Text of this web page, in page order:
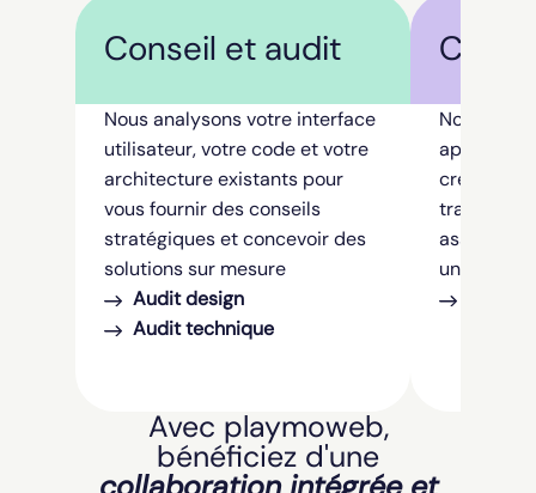
Conseil et audit
Nous analysons votre interface
utilisateur, votre code et votre
architecture existants pour
vous fournir des conseils
stratégiques et concevoir des
solutions sur mesure
Audit design
Audit technique
Nos
approche
création
travers
assurent
unique.
Avec playmoweb,
bénéficiez d'une